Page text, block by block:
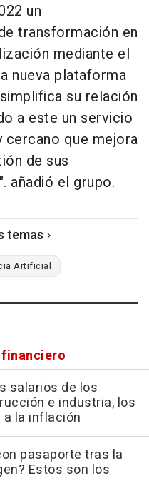
un
transformación en
mediante el
nueva plataforma
su relación
a este un servicio
cercano que mejora
de sus
añadió el grupo.
temas
Artificial
salarios de los
e industria, los
la inflación
pasaporte tras la
Estos son los